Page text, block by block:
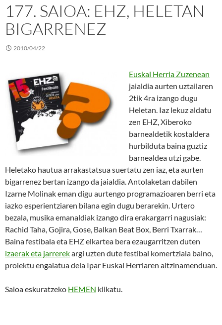
177. SAIOA: EHZ, HELETAN
BIGARRENEZ
2010/04/22
Euskal Herria Zuzenean
jaialdia aurten uztailaren
2tik 4ra izango dugu
Heletan. Iaz lekuz aldatu
zen EHZ, Xiberoko
barnealdetik kostaldera
hurbilduta baina guztiz
barnealdea utzi gabe.
Heletako hautua arrakastatsua suertatu zen iaz, eta aurten
bigarrenez bertan izango da jaialdia. Antolaketan dabilen
Izarne Molinak eman digu aurtengo programazioaren berri eta
iazko esperientziaren bilana egin dugu berarekin. Urtero
bezala, musika emanaldiak izango dira erakargarri nagusiak:
Rachid Taha, Gojira, Gose, Balkan Beat Box, Berri Txarrak…
Baina festibala eta EHZ elkartea bera ezaugarritzen duten
izaerak eta jarrerekargi uzten dute festibal komertziala baino,
proiektu engaiatua dela Ipar Euskal Herriaren aitzinamenduan.
Saioa eskuratzeko HEMEN klikatu.